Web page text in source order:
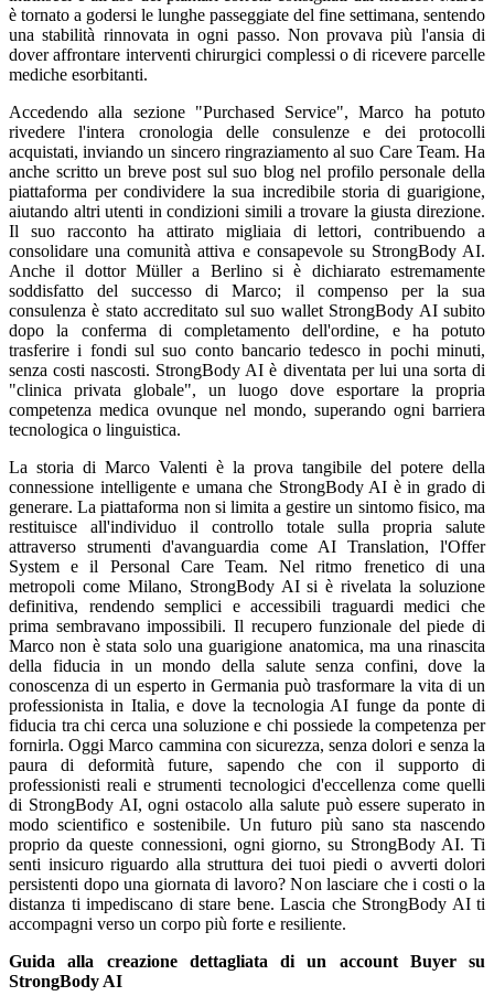
è tornato a godersi le lunghe passeggiate del fine settimana, sentendo
una stabilità rinnovata in ogni passo. Non provava più l'ansia di
dover affrontare interventi chirurgici complessi o di ricevere parcelle
mediche esorbitanti.
Accedendo alla sezione "Purchased Service", Marco ha potuto
rivedere l'intera cronologia delle consulenze e dei protocolli
acquistati, inviando un sincero ringraziamento al suo Care Team. Ha
anche scritto un breve post sul suo blog nel profilo personale della
piattaforma per condividere la sua incredibile storia di guarigione,
aiutando altri utenti in condizioni simili a trovare la giusta direzione.
Il suo racconto ha attirato migliaia di lettori, contribuendo a
consolidare una comunità attiva e consapevole su StrongBody AI.
Anche il dottor Müller a Berlino si è dichiarato estremamente
soddisfatto del successo di Marco; il compenso per la sua
consulenza è stato accreditato sul suo wallet StrongBody AI subito
dopo la conferma di completamento dell'ordine, e ha potuto
trasferire i fondi sul suo conto bancario tedesco in pochi minuti,
senza costi nascosti. StrongBody AI è diventata per lui una sorta di
"clinica privata globale", un luogo dove esportare la propria
competenza medica ovunque nel mondo, superando ogni barriera
tecnologica o linguistica.
La storia di Marco Valenti è la prova tangibile del potere della
connessione intelligente e umana che StrongBody AI è in grado di
generare. La piattaforma non si limita a gestire un sintomo fisico, ma
restituisce all'individuo il controllo totale sulla propria salute
attraverso strumenti d'avanguardia come AI Translation, l'Offer
System e il Personal Care Team. Nel ritmo frenetico di una
metropoli come Milano, StrongBody AI si è rivelata la soluzione
definitiva, rendendo semplici e accessibili traguardi medici che
prima sembravano impossibili. Il recupero funzionale del piede di
Marco non è stata solo una guarigione anatomica, ma una rinascita
della fiducia in un mondo della salute senza confini, dove la
conoscenza di un esperto in Germania può trasformare la vita di un
professionista in Italia, e dove la tecnologia AI funge da ponte di
fiducia tra chi cerca una soluzione e chi possiede la competenza per
fornirla. Oggi Marco cammina con sicurezza, senza dolori e senza la
paura di deformità future, sapendo che con il supporto di
professionisti reali e strumenti tecnologici d'eccellenza come quelli
di StrongBody AI, ogni ostacolo alla salute può essere superato in
modo scientifico e sostenibile. Un futuro più sano sta nascendo
proprio da queste connessioni, ogni giorno, su StrongBody AI. Ti
senti insicuro riguardo alla struttura dei tuoi piedi o avverti dolori
persistenti dopo una giornata di lavoro? Non lasciare che i costi o la
distanza ti impediscano di stare bene. Lascia che StrongBody AI ti
accompagni verso un corpo più forte e resiliente.
Guida alla creazione dettagliata di un account Buyer su
StrongBody AI